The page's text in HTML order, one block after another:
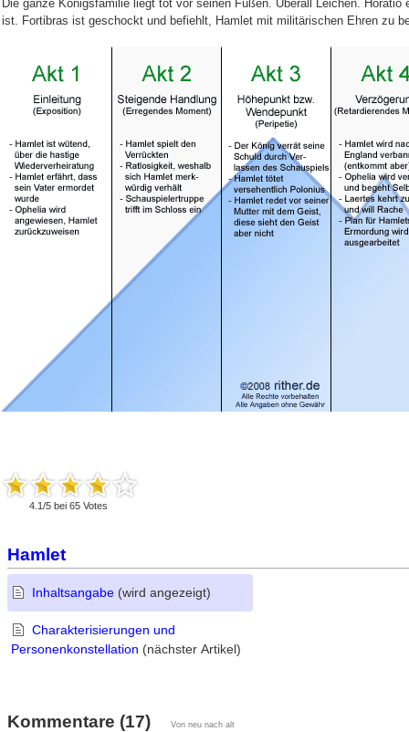
Die ganze Königsfamilie liegt tot vor seinen Füßen. Überall Leichen. Horatio
ist. Fortibras ist geschockt und befiehlt, Hamlet mit militärischen Ehren zu
4.1/5 bei 65 Votes
Hamlet
Inhaltsangabe (wird angezeigt)
Charakterisierungen und
Personenkonstellation (nächster Artikel)
Kommentare (17) Von neu nach alt